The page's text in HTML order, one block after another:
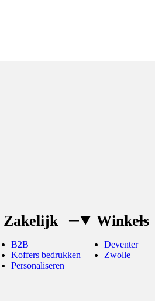
Zakelijk
B2B
Koffers bedrukken
Personaliseren
Winkels
Deventer
Zwolle